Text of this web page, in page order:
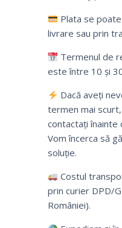
Plata se
livrare sau prin
Termenul de
este între 10 și
Dacă aveți
termen mai
contactați înainte
Vom încerca să
soluție.
Costul
prin curier DPD/
României).